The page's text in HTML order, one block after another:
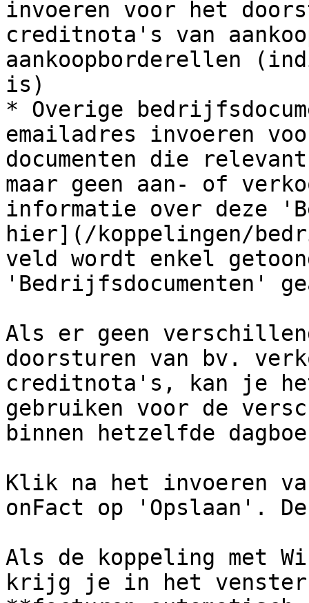
invoeren voor het
creditnota's van
aankoopborderellen
is)
* Overige
emailadres invoeren
documenten die
maar geen aan- of
informatie over deze
hier](/koppelingen/
veld wordt enkel
'Bedrijfsdocumenten'
Als er geen
doorsturen van bv.
creditnota's, kan je
gebruiken voor de
binnen hetzelfde
Klik na het invoeren
onFact op 'Opslaan'.
Als de koppeling met
krijg je in het venster